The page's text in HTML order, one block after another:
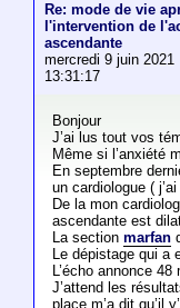
Re: mode de vie
l'intervention de
ascendante
mercredi 9 juin 2021
13:31:17
Bonjour
J’ai lus tout vos
Même si l’anxiété
En septembre
un cardiologue (
De la mon
ascendante est
La section marfan
Le dépistage qui a
L’écho annonce 48
J’attend les
place m’a dit qu’il